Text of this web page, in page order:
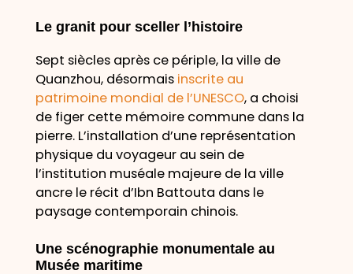
Le granit pour sceller l’histoire
Sept siècles après ce périple, la ville de
Quanzhou, désormaisinscrite au
patrimoine mondial de l’UNESCO, a choisi
de figer cette mémoire commune dans la
pierre. L’installation d’une représentation
physique du voyageur au sein de
l’institution muséale majeure de la ville
ancre le récit d’Ibn Battouta dans le
paysage contemporain chinois.
Une scénographie monumentale au
Musée maritime